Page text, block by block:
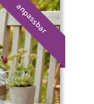
anpassbar